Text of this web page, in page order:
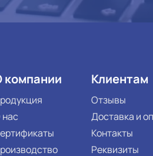
компании Клиентам
Отзывы
Доставка и
Контакты
Реквизиты